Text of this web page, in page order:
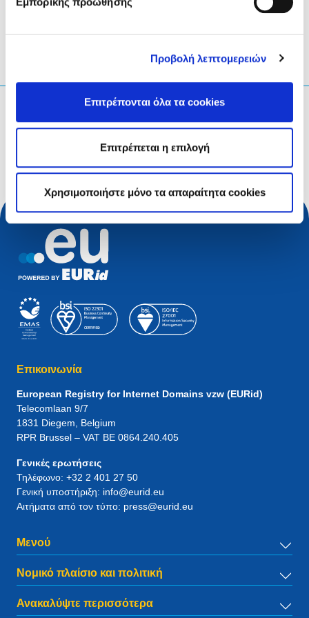
Προβολή λεπτομερειών
Επιτρέπονται όλα τα cookies
Επιτρέπεται η επιλογή
Χρησιμοποιήστε μόνο τα απαραίτητα cookies
Τι ψάχνετε;
Επικοινωνία
European Registry for Internet Domains vzw (EURid)
Telecomlaan 9/7
1831 Diegem , Belgium
RPR Brussel – VAT BE 0864.240.405
Γενικές ερωτήσεις
Τηλέφωνο: +32 2 401 27 50
Γενική υποστήριξη: info@eurid.eu
Αιτήματα από τον τύπο: press@eurid.eu
Μενού
Νομικό πλαίσιο και πολιτική
Ανακαλύψτε περισσότερα